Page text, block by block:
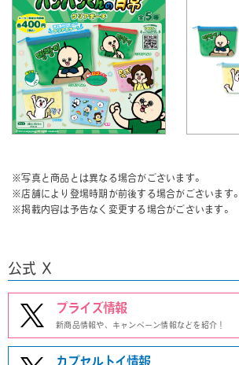
※写真と商品とは異なる場合がございます。
※店舗により登場時期が前後する場合がございます。
※掲載内容は予告なく変更する場合がございます。
公式 X
プライズ情報
新商品情報や、キャンペーン情報などを紹介！
カプセルトイ情報